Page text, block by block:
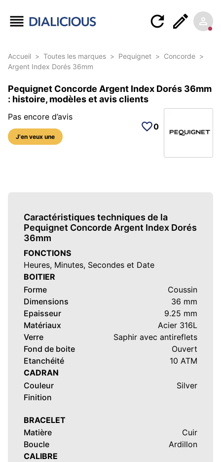
Accueil > Toutes les marques > Pequignet > Concorde >
Argent Index Dorés 36mm
Pequignet Concorde Argent Index Dorés 36mm
: histoire, modèles et avis clients
Pas encore d’avis
J'en veux une
0
Caractéristiques techniques de la
Pequignet Concorde Argent Index Dorés
36mm
FONCTIONS
Heures, Minutes, Secondes et Date
BOITIER
Forme
Coussin
Dimensions
36 mm
Epaisseur
9.25 mm
Matériaux
Acier 316L
Verre
Saphir avec antireflets
Fond de boite
Ouvert
Etanchéité
10 ATM
CADRAN
Couleur
Silver
Finition
BRACELET
Matière
Cuir
Boucle
Ardillon
CALIBRE